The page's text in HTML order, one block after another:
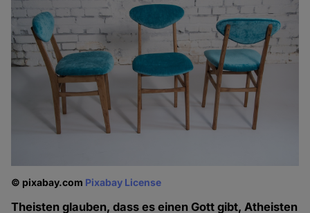
© pixabay.com Pixabay License
Theisten glauben, dass es einen Gott gibt, Atheisten